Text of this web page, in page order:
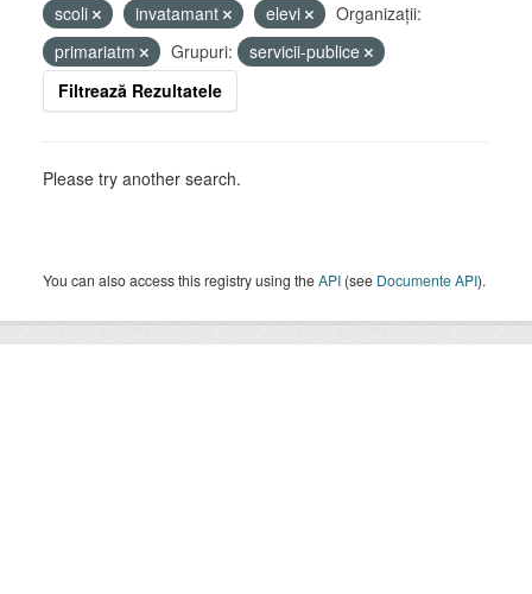
scoli
invatamant elevi
Organizații:
primariatm
Grupuri:
servicii-publice
Filtrează Rezultatele
Please try another search.
You can also access this registry using theAPI (see Documente API).